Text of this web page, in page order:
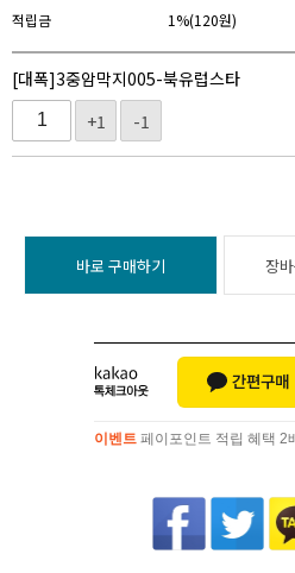
적립금 1%(120원)
[대폭]3중암막지005-북유럽스타
+1
-1
바로 구매하기 장
이벤트 페이포인트 적립 혜택 2